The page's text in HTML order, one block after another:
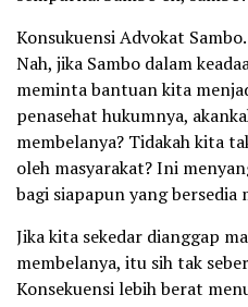
Konsukuensi Advokat Sambo.
Nah, jika Sambo dalam
meminta bantuan kita
penasehat hukumnya,
membelanya? Tidakah kita
oleh masyarakat? Ini
bagi siapapun yang bersedia
Jika kita sekedar dianggap
membelanya, itu sih tak
Konsekuensi lebih berat